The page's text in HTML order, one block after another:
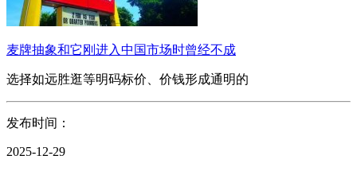
麦牌抽象和它刚进入中国市场时曾经不成
选择如远胜逛等明码标价、价钱形成通明的
发布时间：
2025-12-29